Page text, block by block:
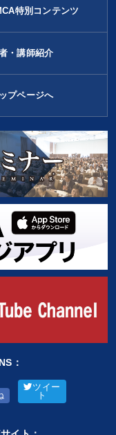
特別コンテンツ
・講師紹介
ップページへ
：
ツイー
ト